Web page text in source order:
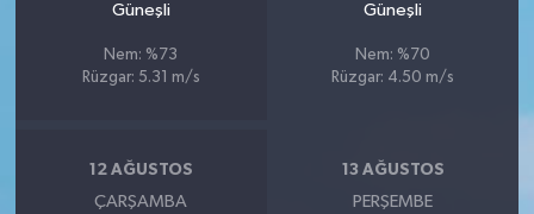
Güneşli
Nem: %73
Rüzgar: 5.31 m/s
Güneşli
Nem: %70
Rüzgar: 4.50 m/s
12 AĞUSTOS
ÇARŞAMBA
13 AĞUSTOS
PERŞEMBE